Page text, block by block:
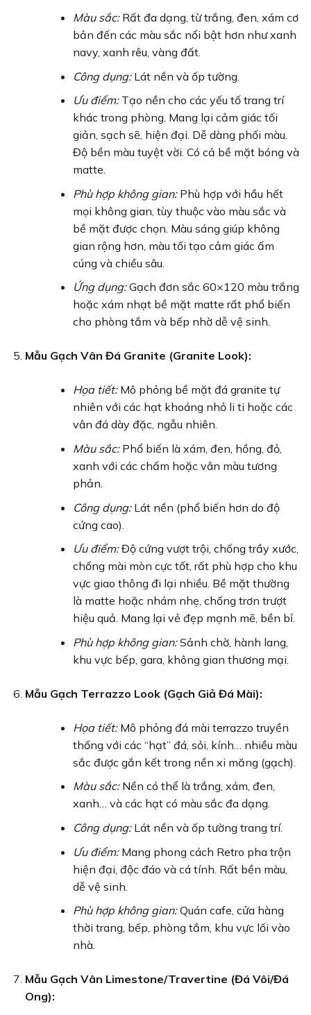
Màu sắc:Rất đa dạng, từ trắng, đen, xám cơ
bản đến các màu sắc nổi bật hơn như xanh
navy, xanh rêu, vàng đất.
Công dụng:Lát nền và ốp tường.
Ưu điểm:Tạo nền cho các yếu tố trang trí
khác trong phòng. Mang lại cảm giác tối
giản, sạch sẽ, hiện đại. Dễ dàng phối màu.
Độ bền màu tuyệt vời. Có cả bề mặt bóng và
matte.
Phù hợp không gian:Phù hợp với hầu hết
mọi không gian, tùy thuộc vào màu sắc và
bề mặt được chọn. Màu sáng giúp không
gian rộng hơn, màu tối tạo cảm giác ấm
cúng và chiều sâu.
Ứng dụng:Gạch đơn sắc 60×120 màu trắng
hoặc xám nhạt bề mặt matte rất phổ biến
cho phòng tắm và bếp nhờ dễ vệ sinh.
Mẫu Gạch Vân Đá Granite (Granite Look):
Họa tiết:Mô phỏng bề mặt đá granite tự
nhiên với các hạt khoáng nhỏ li ti hoặc các
vân đá dày đặc, ngẫu nhiên.
Màu sắc:Phổ biến là xám, đen, hồng, đỏ,
xanh với các chấm hoặc vân màu tương
phản.
Công dụng:Lát nền (phổ biến hơn do độ
cứng cao).
Ưu điểm:Độ cứng vượt trội, chống trầy xước,
chống mài mòn cực tốt, rất phù hợp cho khu
vực giao thông đi lại nhiều. Bề mặt thường
là matte hoặc nhám nhẹ, chống trơn trượt
hiệu quả. Mang lại vẻ đẹp mạnh mẽ, bền bỉ.
Phù hợp không gian:Sảnh chờ, hành lang,
khu vực bếp, gara, không gian thương mại.
Mẫu Gạch Terrazzo Look (Gạch Giả Đá Mài):
Họa tiết:Mô phỏng đá mài terrazzo truyền
thống với các “hạt” đá, sỏi, kính… nhiều màu
sắc được gắn kết trong nền xi măng (gạch).
Màu sắc:Nền có thể là trắng, xám, đen,
xanh… và các hạt có màu sắc đa dạng.
Công dụng:Lát nền và ốp tường trang trí.
Ưu điểm:Mang phong cách Retro pha trộn
hiện đại, độc đáo và cá tính. Rất bền màu,
dễ vệ sinh.
Phù hợp không gian:Quán cafe, cửa hàng
thời trang, bếp, phòng tắm, khu vực lối vào
nhà.
Mẫu Gạch Vân Limestone/Travertine (Đá Vôi/Đá
Ong):